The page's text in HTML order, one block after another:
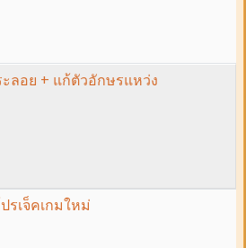
ลอย + แก้ตัวอักษรแหว่ง
รเจ็คเกมใหม่